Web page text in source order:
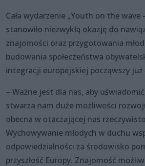
Cała wydarzenie „Youth on the wave
stanowiło niezwykłą okazję do
znajomości oraz przygotowania
budowania społeczeństwa
integracji europejskiej począwszy
– Ważne jest dla nas, aby uświadomić
stwarza nam duże możliwości
obecna w otaczającej nas
Wychowywanie młodych w duchu
odpowiedzialności za środowisko
przyszłość Europy. Znajomość